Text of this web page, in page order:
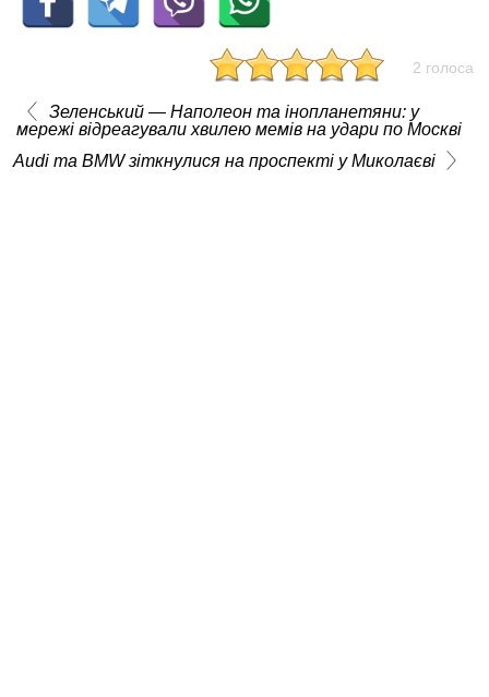
2 голоса
Зеленський — Наполеон та інопланетяни: у
мережі відреагували хвилею мемів на удари по Москві
Audi та BMW зіткнулися на проспекті у Миколаєві